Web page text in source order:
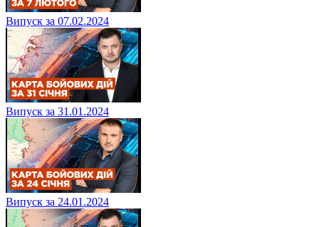
Випуск за 07.02.2024
Випуск за 31.01.2024
Випуск за 24.01.2024